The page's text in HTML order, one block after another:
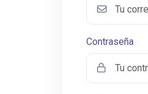
Contraseña